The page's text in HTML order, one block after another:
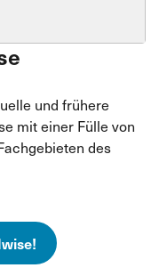
und frühere
mit einer Fülle von
des